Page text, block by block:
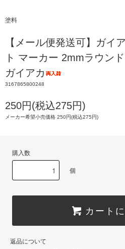
塗料
【メール便発送可】ガイ
ト マーカー 2mmラウン
ガイアカ
3167865800248
250円(税込275円)
メーカー希望小売価格 250円(税込275円)
購入数
個
カート
返品について